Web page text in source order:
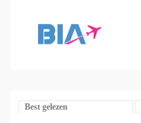
Best gelezen